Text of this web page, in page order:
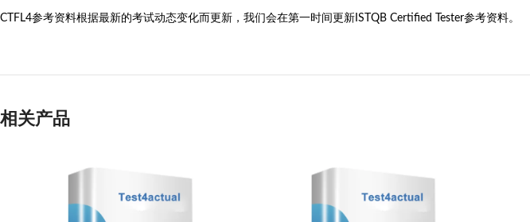
CTFL4参考资料根据最新的考试动态变化而更新，我们会在第一时间更新ISTQB Certified Tester参考资料。
相关产品